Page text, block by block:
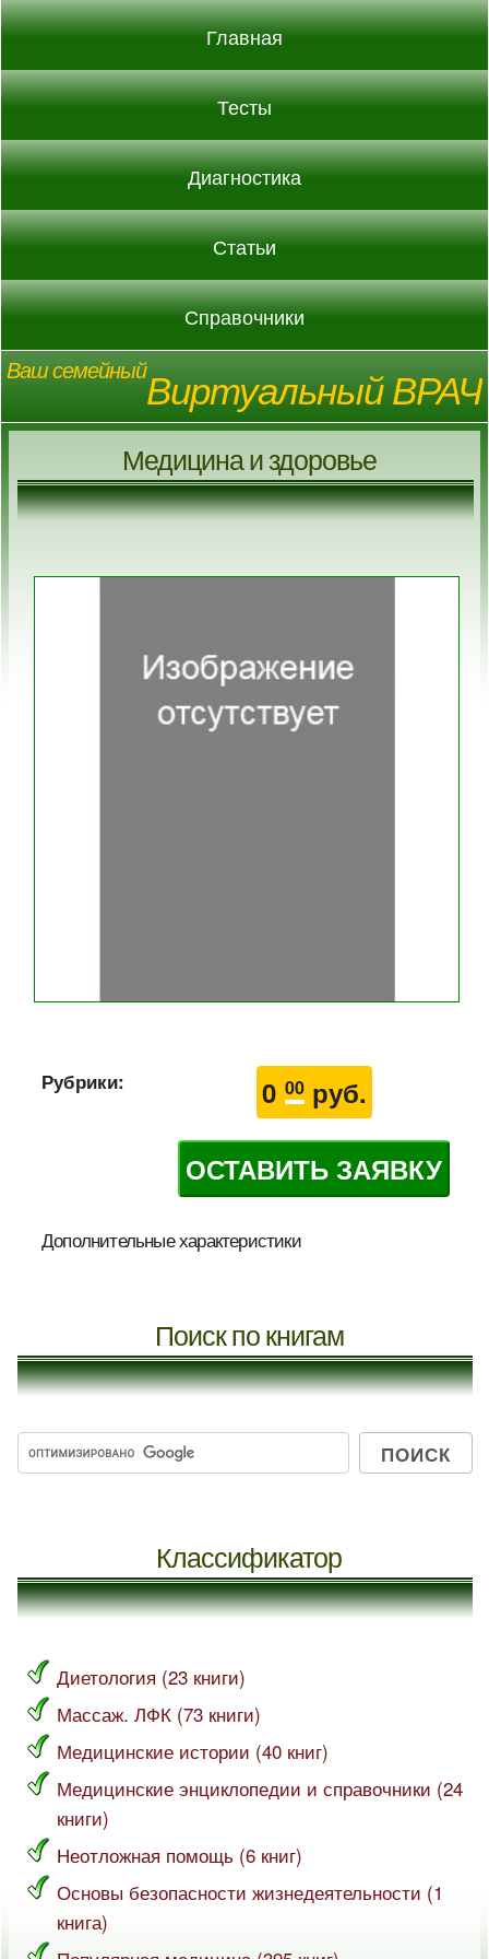
Главная
Тесты
Диагностика
Статьи
Справочники
Ваш семейныйВиртуальный ВРАЧ
Медицина и здоровье
0 00руб.
ОСТАВИТЬ ЗАЯВКУ
Рубрики:
Дополнительные характеристики
Поиск по книгам
Классификатор
Диетология (23 книги)
Массаж. ЛФК (73 книги)
Медицинские истории (40 книг)
Медицинские энциклопедии и справочники (24
книги)
Неотложная помощь (6 книг)
Основы безопасности жизнедеятельности (1
книга)